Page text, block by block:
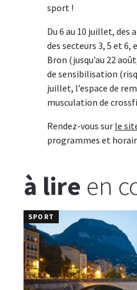
sport !
Du 6 au 10 juillet,
des secteurs 3, 5 et 6,
Bron (jusqu’au 22
de sensibilisation
juillet, l’espace de
musculation de
Rendez-vous sur le
programmes et
à lire en
SPORT